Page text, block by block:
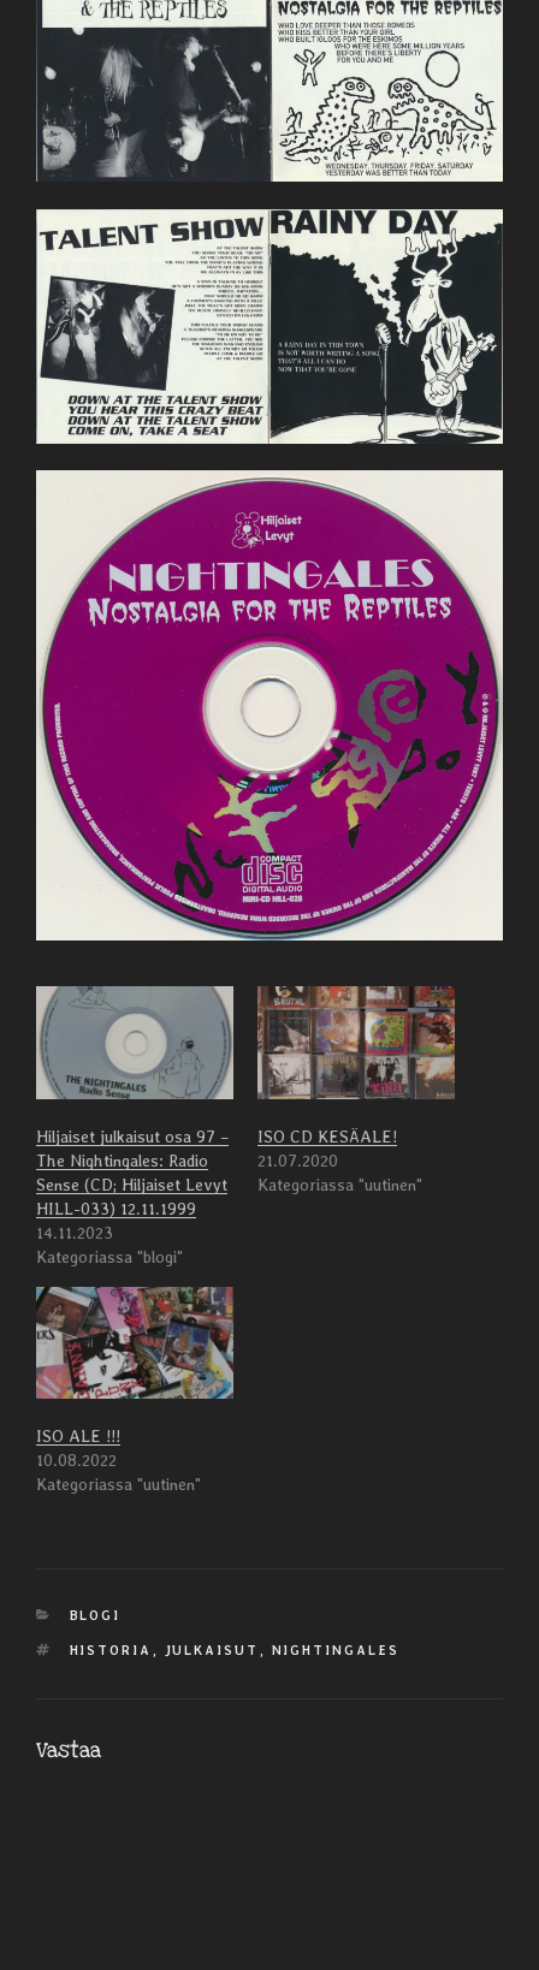
Hiljaiset julkaisut osa 97 –
The Nightingales: Radio
Sense (CD; Hiljaiset Levyt
HILL-033) 12.11.1999
14.11.2023
Kategoriassa "blogi"
ISO CD KESÄALE!
21.07.2020
Kategoriassa "uutinen"
ISO ALE !!!
10.08.2022
Kategoriassa "uutinen"
KATEGORIAT
BLOGI
AVAINSANAT
HISTORIA , JULKAISUT , NIGHTINGALES
Vastaa